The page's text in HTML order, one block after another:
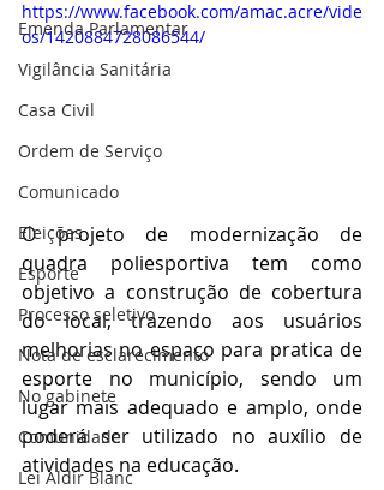
Emenda Parlamentar
Vigilância Sanitária
Casa Civil
Ordem de Serviço
Comunicado
Eleições
Esporte
Processo seletivo
Nota de esclarecimento
No gabinete
Comunidade
Lei Aldir Blanc
https://www.facebook.com/amac.acre/vide
os/1420884728086544/
O projeto de modernização de
quadra poliesportiva tem como
objetivo a construção de cobertura
do local, trazendo aos usuários
melhorias no espaço para pratica de
esporte no município, sendo um
lugar mais adequado e amplo, onde
poderá ser utilizado no auxílio de
atividades na educação.